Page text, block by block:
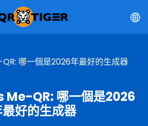
哪一個是2026年最好的生成器
Me-QR: 哪一個是2026
好的生成器